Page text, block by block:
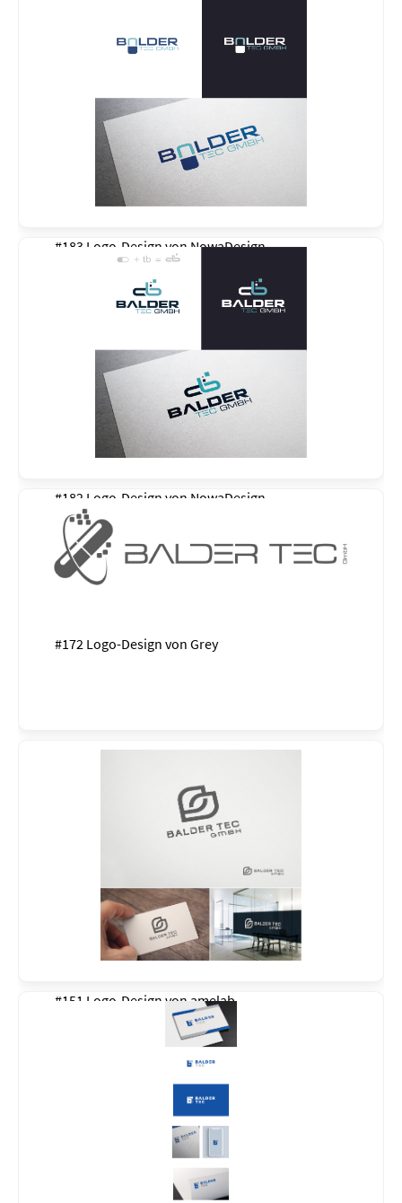
#183 Logo-Design von NowaDesign
#182 Logo-Design von NowaDesign
#172 Logo-Design von Grey
#151 Logo-Design von amelab